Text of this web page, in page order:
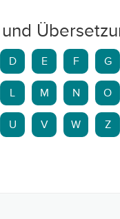
D E F G
L M N O
U V W Z